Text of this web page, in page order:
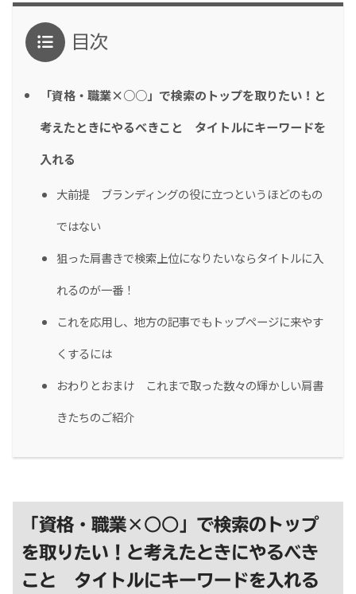
目次
「資格・職業×○○」で検索のトップを取りたい！と
考えたときにやるべきこと タイトルにキーワードを
入れる
大前提 ブランディングの役に立つというほどのもの
ではない
狙った肩書きで検索上位になりたいならタイトルに入
れるのが一番！
これを応用し、地方の記事でもトップページに来やす
くするには
おわりとおまけ これまで取った数々の輝かしい肩書
きたちのご紹介
「資格・職業×○○」で検索のトップ
を取りたい！と考えたときにやるべき
こと タイトルにキーワードを入れる